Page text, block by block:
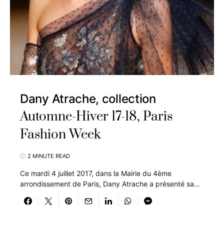
Dany Atrache, collection
Automne-Hiver 17-18, Paris
Fashion Week
2 MINUTE READ
Ce mardi 4 juillet 2017, dans la Mairie du 4ème
arrondissement de Paris, Dany Atrache a présenté sa…